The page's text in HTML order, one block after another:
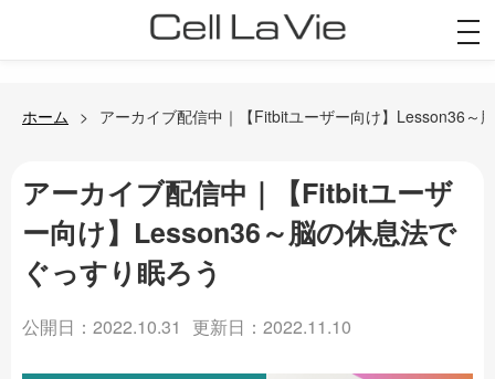
ホーム アーカイブ配信中｜【Fitbitユーザー向け】Lesson36～
アーカイブ配信中｜【Fitbitユーザ
ー向け】Lesson36～脳の休息法で
ぐっすり眠ろう
公開日：2022.10.31 更新日：2022.11.10